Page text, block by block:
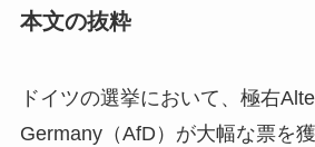
本文の抜粋
ドイツの選挙において、極右
Germany（AfD）が大幅な票を